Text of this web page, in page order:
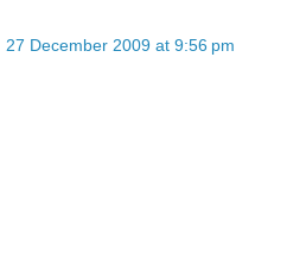
27 December 2009 at 9:56 pm